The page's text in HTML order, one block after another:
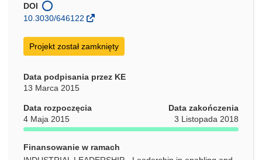
DOI
10.3030/646122
Projekt został zamknięty
Data podpisania przez KE
13 Marca 2015
Data rozpoczęcia
4 Maja 2015
Data zakończenia
3 Listopada 2018
Finansowanie w ramach